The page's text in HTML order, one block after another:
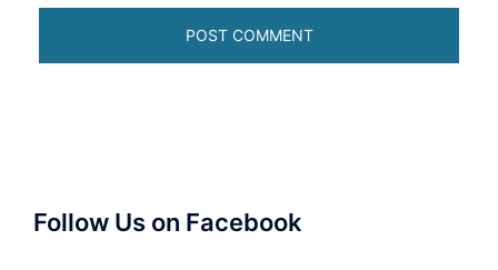
Follow Us on Facebook